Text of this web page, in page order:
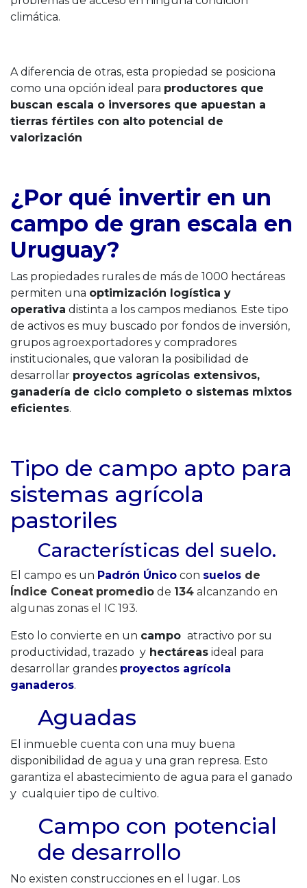
climática.
A diferencia de otras, esta propiedad se posiciona
como una opción ideal para productores que
buscan escala o inversores que apuestan a
tierras fértiles con alto potencial de
valorización
¿Por qué invertir en un
campo de gran escala en
Uruguay?
Las propiedades rurales de más de 1000 hectáreas
permiten una optimización logística y
operativa distinta a los campos medianos. Este tipo
de activos es muy buscado por fondos de inversión,
grupos agroexportadores y compradores
institucionales, que valoran la posibilidad de
desarrollar proyectos agrícolas extensivos,
ganadería de ciclo completo o sistemas mixtos
eficientes.
Tipo de campo apto para
sistemas agrícola
pastoriles
Características del suelo.
El campo es un Padrón Único con suelos de
Índice Coneat promedio de 134 alcanzando en
algunas zonas el IC 193.
Esto lo convierte en un campo atractivo por su
productividad, trazado y hectáreas ideal para
desarrollar grandes proyectos agrícola
ganaderos.
Aguadas
El inmueble cuenta con una muy buena
disponibilidad de agua y una gran represa. Esto
garantiza el abastecimiento de agua para el ganado
y cualquier tipo de cultivo.
Campo con potencial
de desarrollo
No existen construcciones en el lugar. Los